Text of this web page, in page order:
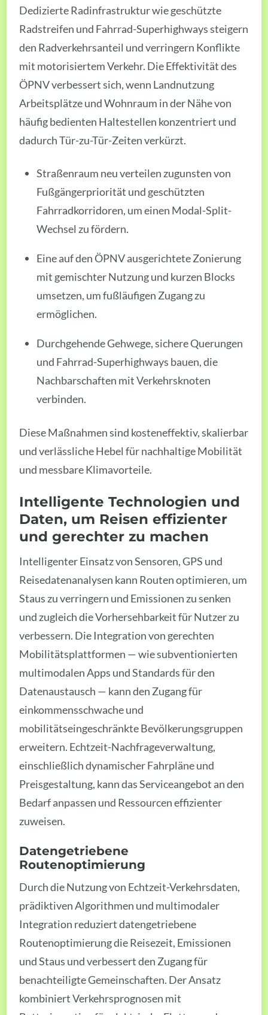
Dedizierte Radinfrastruktur wie geschützte
Radstreifen und Fahrrad-Superhighways steigern
den Radverkehrsanteil und verringern Konflikte
mit motorisiertem Verkehr. Die Effektivität des
ÖPNV verbessert sich, wenn Landnutzung
Arbeitsplätze und Wohnraum in der Nähe von
häufig bedienten Haltestellen konzentriert und
dadurch Tür-zu-Tür-Zeiten verkürzt.
Straßenraum neu verteilen zugunsten von
Fußgängerpriorität und geschützten
Fahrradkorridoren, um einen Modal-Split-
Wechsel zu fördern.
Eine auf den ÖPNV ausgerichtete Zonierung
mit gemischter Nutzung und kurzen Blocks
umsetzen, um fußläufigen Zugang zu
ermöglichen.
Durchgehende Gehwege, sichere Querungen
und Fahrrad-Superhighways bauen, die
Nachbarschaften mit Verkehrsknoten
verbinden.
Diese Maßnahmen sind kosteneffektiv, skalierbar
und verlässliche Hebel für nachhaltige Mobilität
und messbare Klimavorteile.
Intelligente Technologien und
Daten, um Reisen effizienter
und gerechter zu machen
Intelligenter Einsatz von Sensoren, GPS und
Reisedatenanalysen kann Routen optimieren, um
Staus zu verringern und Emissionen zu senken
und zugleich die Vorhersehbarkeit für Nutzer zu
verbessern. Die Integration von gerechten
Mobilitätsplattformen — wie subventionierten
multimodalen Apps und Standards für den
Datenaustausch — kann den Zugang für
einkommensschwache und
mobilitätseingeschränkte Bevölkerungsgruppen
erweitern. Echtzeit-Nachfrageverwaltung,
einschließlich dynamischer Fahrpläne und
Preisgestaltung, kann das Serviceangebot an den
Bedarf anpassen und Ressourcen effizienter
zuweisen.
Datengetriebene
Routenoptimierung
Durch die Nutzung von Echtzeit-Verkehrsdaten,
prädiktiven Algorithmen und multimodaler
Integration reduziert datengetriebene
Routenoptimierung die Reisezeit, Emissionen
und Staus und verbessert den Zugang für
benachteiligte Gemeinschaften. Der Ansatz
kombiniert Verkehrsprognosen mit